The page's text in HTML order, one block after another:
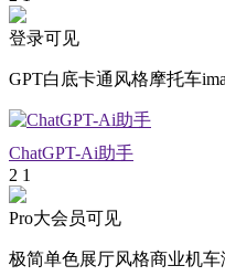
登录可见
GPT白底卡通风格摩托车
ChatGPT-Ai助手
2 1
Pro大会员可见
极简单色展厅风格商业机车